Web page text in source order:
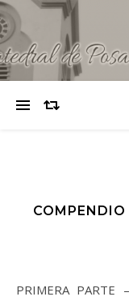
PRIMERA PARTE – LA PROFESIÓN DE LA FE Primera